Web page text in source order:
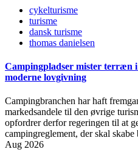
cykelturisme
turisme
dansk turisme
thomas danielsen
Campingpladser mister terræn
moderne lovgivning
Campingbranchen har haft
markedsandele til den øvrige
opfordrer derfor regeringen til at
campingreglement, der skal
Aug 2026